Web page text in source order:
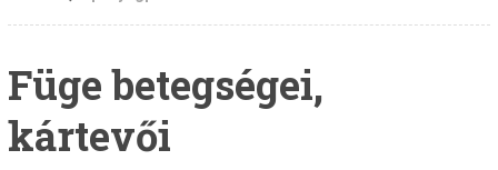
Füge betegségei,
kártevői